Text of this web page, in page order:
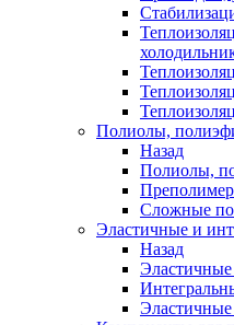
Полиолы,
Назад
Полиолы,
Сложные
Эластичные и
Назад